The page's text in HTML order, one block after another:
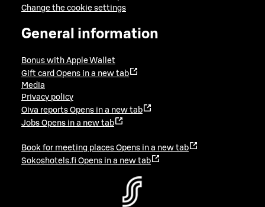
Change the cookie settings
General information
Bonus with Apple Wallet
Gift card Opens in a new tab
Media
Privacy policy
Oiva reports Opens in a new tab
Jobs Opens in a new tab
Book for meeting places Opens in a new tab
Sokoshotels.fi Opens in a new tab